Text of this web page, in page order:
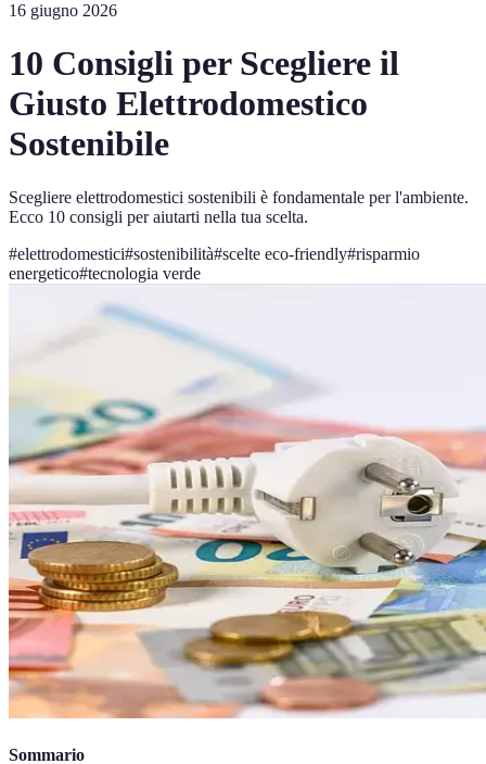
16 giugno 2026
10 Consigli per Scegliere il
Giusto Elettrodomestico
Sostenibile
Scegliere elettrodomestici sostenibili è fondamentale per l'ambiente.
Ecco 10 consigli per aiutarti nella tua scelta.
#elettrodomestici#sostenibilità#scelte eco-friendly#risparmio
energetico#tecnologia verde
Sommario